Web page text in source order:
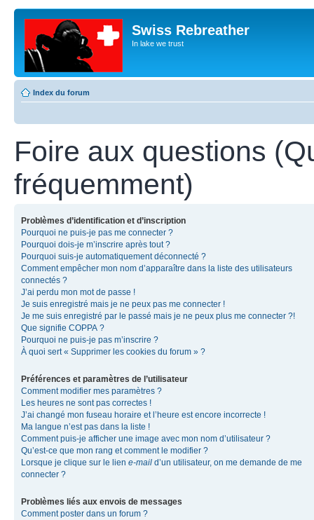
Swiss Rebreather
In lake we trust
Index du forum
Foire aux questions
fréquemment)
Problèmes d’identification et d’inscription
Pourquoi ne puis-je pas me connecter ?
Pourquoi dois-je m’inscrire après tout ?
Pourquoi suis-je automatiquement déconnecté ?
Comment empêcher mon nom d’apparaître dans la liste des utilisateurs
connectés ?
J’ai perdu mon mot de passe !
Je suis enregistré mais je ne peux pas me connecter !
Je me suis enregistré par le passé mais je ne peux plus me connecter ?!
Que signifie COPPA ?
Pourquoi ne puis-je pas m’inscrire ?
À quoi sert « Supprimer les cookies du forum » ?
Préférences et paramètres de l’utilisateur
Comment modifier mes paramètres ?
Les heures ne sont pas correctes !
J’ai changé mon fuseau horaire et l’heure est encore incorrecte !
Ma langue n’est pas dans la liste !
Comment puis-je afficher une image avec mon nom d’utilisateur ?
Qu’est-ce que mon rang et comment le modifier ?
Lorsque je clique sur le lien e-mail d’un utilisateur, on me demande de me
connecter ?
Problèmes liés aux envois de messages
Comment poster dans un forum ?